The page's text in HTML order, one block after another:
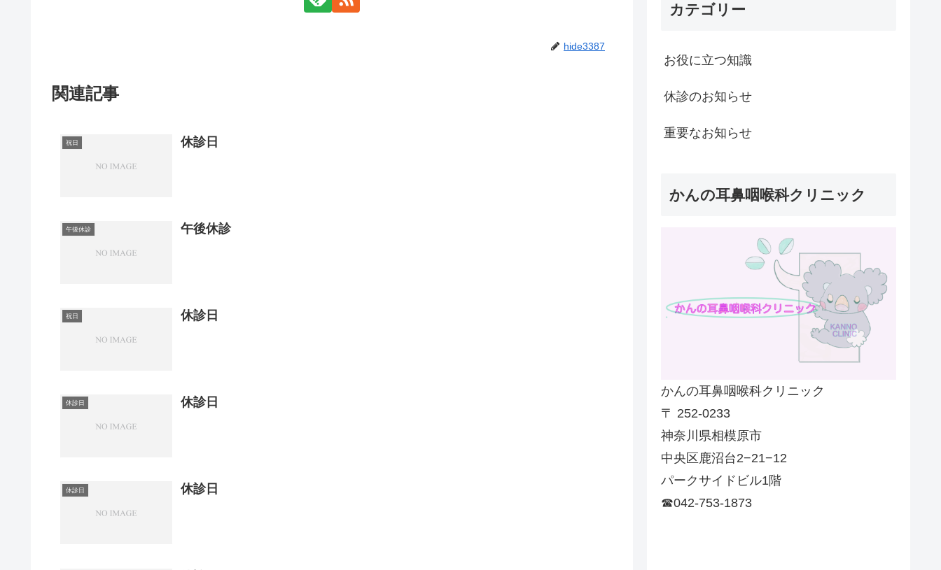
hide3387
関連記事
祝日 休診日
午後休診 午後休診
祝日 休診日
休診日 休診日
休診日 休診日
カテゴリー
お役に立つ知識
休診のお知らせ
重要なお知らせ
かんの耳鼻咽喉科クリニック
かんの耳鼻咽喉科クリニック
〒 252-0233
神奈川県相模原市
中央区鹿沼台2−21−12
パークサイドビル1階
☎042-753-1873